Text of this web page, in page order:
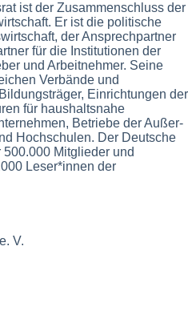
ist der Zusammenschluss der
Er ist die politische
der Ansprechpartner
für die Institutionen der
und Arbeitnehmer. Seine
Verbände und
Einrichtungen der
für haushaltsnahe
Betriebe der Außer-
Hochschulen. Der Deutsche
Mitglieder und
Leser*innen der
V.